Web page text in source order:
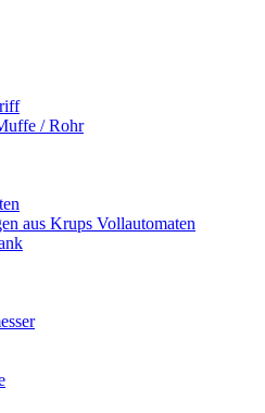
/ Rohr
aus Krups Vollautomaten